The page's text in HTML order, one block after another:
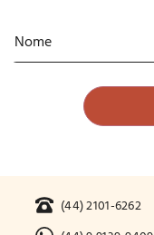
(44) 2101-6262